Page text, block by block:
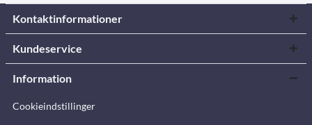
Kontaktinformationer
Kundeservice
Information
Cookieindstillinger